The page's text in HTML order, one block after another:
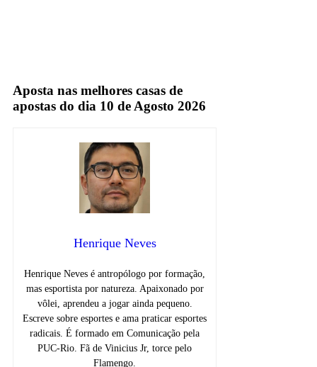
Aposta nas melhores casas de
apostas do dia 10 de Agosto 2026
Henrique Neves
Henrique Neves é antropólogo por formação,
mas esportista por natureza. Apaixonado por
vôlei, aprendeu a jogar ainda pequeno.
Escreve sobre esportes e ama praticar esportes
radicais. É formado em Comunicação pela
PUC-Rio. Fã de Vinicius Jr, torce pelo
Flamengo.